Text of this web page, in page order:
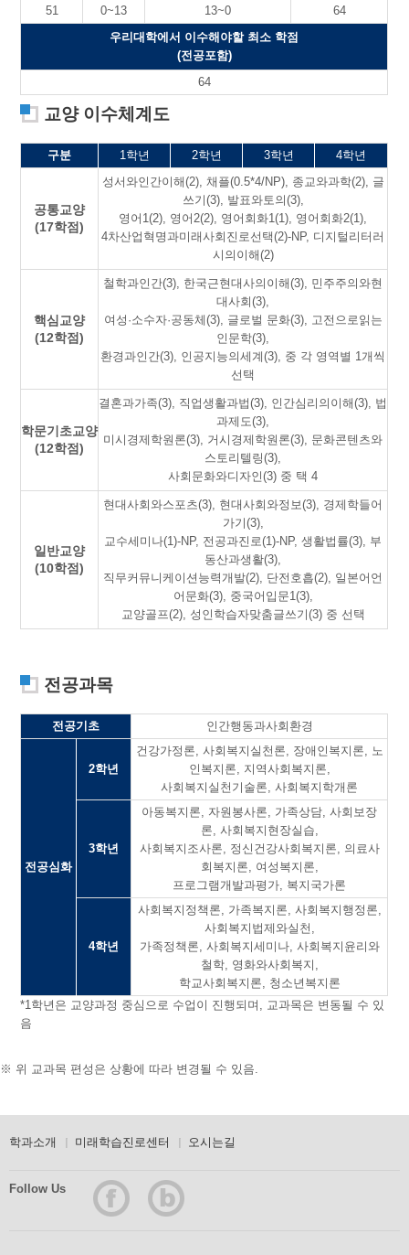
51 0~13 13~0
64
우리대학에서 이수해야할 최소 학점
(전공포함)
64
교양 이수체계도
구분 1학년 2학년 3학년 4학년
공통교양
(17학점)
성서와인간이해(2), 채플(0.5*4/NP), 종교와과학(2), 글
쓰기(3), 발표와토의(3),
영어1(2), 영어2(2), 영어회화1(1), 영어회화2(1),
4차산업혁명과미래사회진로선택(2)-NP, 디지털리터러
시의이해(2)
핵심교양
(12학점)
철학과인간(3), 한국근현대사의이해(3), 민주주의와현
대사회(3),
여성·소수자·공동체(3), 글로벌 문화(3), 고전으로읽는
인문학(3),
환경과인간(3), 인공지능의세계(3), 중 각 영역별 1개씩
선택
학문기초교양
(12학점)
결혼과가족(3), 직업생활과법(3), 인간심리의이해(3), 법
과제도(3),
미시경제학원론(3), 거시경제학원론(3), 문화콘텐츠와
스토리텔링(3),
사회문화와디자인(3) 중 택 4
일반교양
(10학점)
현대사회와스포츠(3), 현대사회와정보(3), 경제학들어
가기(3),
교수세미나(1)-NP, 전공과진로(1)-NP, 생활법률(3), 부
동산과생활(3),
직무커뮤니케이션능력개발(2), 단전호흡(2), 일본어언
어문화(3), 중국어입문1(3),
교양골프(2), 성인학습자맞춤글쓰기(3) 중 선택
전공과목
전공기초 인간행동과사회환경
전공심화
2학년
건강가정론, 사회복지실천론, 장애인복지론, 노
인복지론, 지역사회복지론,
사회복지실천기술론, 사회복지학개론
3학년
아동복지론, 자원봉사론, 가족상담, 사회보장
론, 사회복지현장실습,
사회복지조사론, 정신건강사회복지론, 의료사
회복지론, 여성복지론,
프로그램개발과평가, 복지국가론
4학년
사회복지정책론, 가족복지론, 사회복지행정론,
사회복지법제와실천,
가족정책론, 사회복지세미나, 사회복지윤리와
철학, 영화와사회복지,
학교사회복지론, 청소년복지론
*1학년은 교양과정 중심으로 수업이 진행되며, 교과목은 변동될 수 있
음
※ 위 교과목 편성은 상황에 따라 변경될 수 있음.
학과소개 미래학습진로센터 오시는길
Follow Us